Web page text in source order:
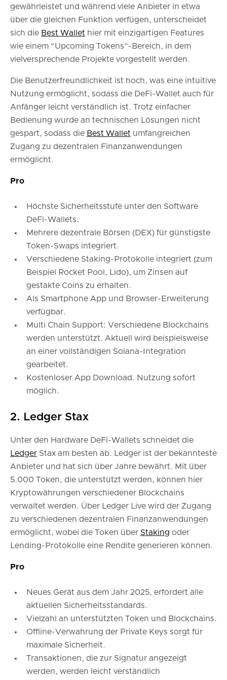
gewährleistet und während viele Anbieter in etwa
über die gleichen Funktion verfügen, unterscheidet
sich die Best Wallet hier mit einzigartigen Features
wie einem “Upcoming Tokens”-Bereich, in dem
vielversprechende Projekte vorgestellt werden.
Die Benutzerfreundlichkeit ist hoch, was eine intuitive
Nutzung ermöglicht, sodass die DeFi-Wallet auch für
Anfänger leicht verständlich ist. Trotz einfacher
Bedienung wurde an technischen Lösungen nicht
gespart, sodass die Best Wallet umfangreichen
Zugang zu dezentralen Finanzanwendungen
ermöglicht.
Pro
Höchste Sicherheitsstufe unter den Software
DeFi-Wallets.
Mehrere dezentrale Börsen (DEX) für günstigste
Token-Swaps integriert.
Verschiedene Staking-Protokolle integriert (zum
Beispiel Rocket Pool, Lido), um Zinsen auf
gestakte Coins zu erhalten.
Als Smartphone App und Browser-Erweiterung
verfügbar.
Multi Chain Support: Verschiedene Blockchains
werden unterstützt. Aktuell wird beispielsweise
an einer vollständigen Solana-Integration
gearbeitet.
Kostenloser App Download. Nutzung sofort
möglich.
2. Ledger Stax
Unter den Hardware DeFi-Wallets schneidet die
Ledger Stax am besten ab. Ledger ist der bekannteste
Anbieter und hat sich über Jahre bewährt. Mit über
5.000 Token, die unterstützt werden, können hier
Kryptowährungen verschiedener Blockchains
verwaltet werden. Über Ledger Live wird der Zugang
zu verschiedenen dezentralen Finanzanwendungen
ermöglicht, wobei die Token über Staking oder
Lending-Protokolle eine Rendite generieren können.
Pro
Neues Gerät aus dem Jahr 2025, erfordert alle
aktuellen Sicherheitsstandards.
Vielzahl an unterstützten Token und Blockchains.
Offline-Verwahrung der Private Keys sorgt für
maximale Sicherheit.
Transaktionen, die zur Signatur angezeigt
werden, werden leicht verständlich